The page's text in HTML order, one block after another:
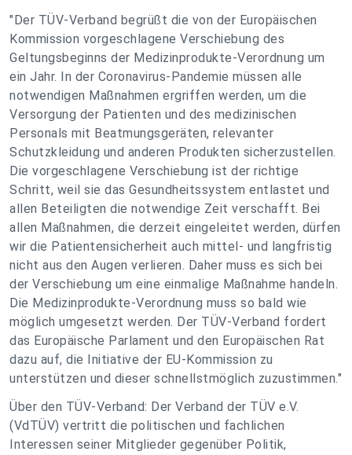
"Der TÜV-Verband begrüßt die von der Europäischen
Kommission vorgeschlagene Verschiebung des
Geltungsbeginns der Medizinprodukte-Verordnung um
ein Jahr. In der Coronavirus-Pandemie müssen alle
notwendigen Maßnahmen ergriffen werden, um die
Versorgung der Patienten und des medizinischen
Personals mit Beatmungsgeräten, relevanter
Schutzkleidung und anderen Produkten sicherzustellen.
Die vorgeschlagene Verschiebung ist der richtige
Schritt, weil sie das Gesundheitssystem entlastet und
allen Beteiligten die notwendige Zeit verschafft. Bei
allen Maßnahmen, die derzeit eingeleitet werden, dürfen
wir die Patientensicherheit auch mittel- und langfristig
nicht aus den Augen verlieren. Daher muss es sich bei
der Verschiebung um eine einmalige Maßnahme handeln.
Die Medizinprodukte-Verordnung muss so bald wie
möglich umgesetzt werden. Der TÜV-Verband fordert
das Europäische Parlament und den Europäischen Rat
dazu auf, die Initiative der EU-Kommission zu
unterstützen und dieser schnellstmöglich zuzustimmen."
Über den TÜV-Verband: Der Verband der TÜV e.V.
(VdTÜV) vertritt die politischen und fachlichen
Interessen seiner Mitglieder gegenüber Politik,